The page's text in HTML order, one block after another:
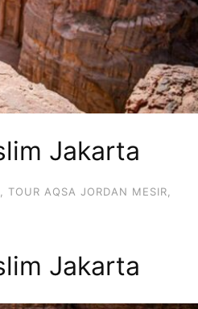
Jakarta
, TOUR AQSA JORDAN MESIR,
Jakarta